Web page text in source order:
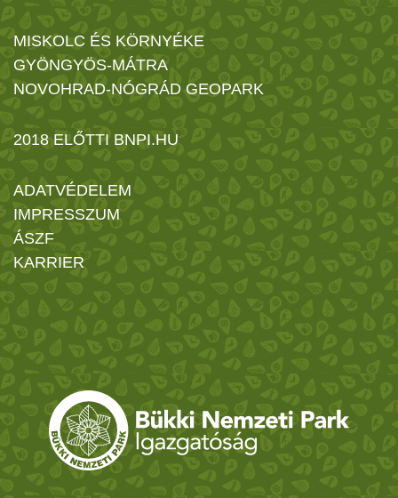
MISKOLC ÉS KÖRNYÉKE
GYÖNGYÖS-MÁTRA
NOVOHRAD-NÓGRÁD GEOPARK
2018 ELŐTTI BNPI.HU
ADATVÉDELEM
IMPRESSZUM
ÁSZF
KARRIER